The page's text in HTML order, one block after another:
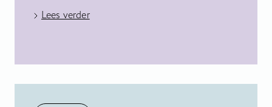
Lees verder